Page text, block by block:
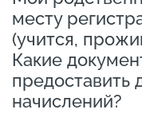
месту
(учится,
Какие
предоставить
начислений?